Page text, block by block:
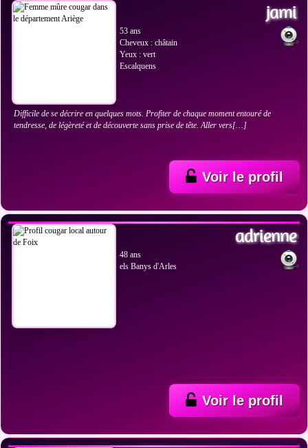
jami
53 ans
Cheveux : châtain
Yeux : vert
Escalquens
Difficile de se décrire en quelques mots. Profiter de chaque moment entouré de
tendresse, de légèreté et de découverte sans prise de tête. Aller vers[…]
Voir le profil
adrienne
48 ans
els Banys d'Arles
Voir le profil